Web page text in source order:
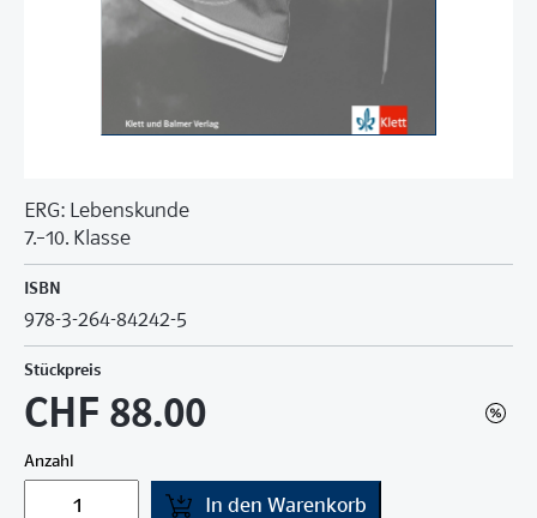
ERG: Lebenskunde
7.–10. Klasse
ISBN
978-3-264-84242-5
Stückpreis
CHF 88.00
Anzahl
In den Warenkorb